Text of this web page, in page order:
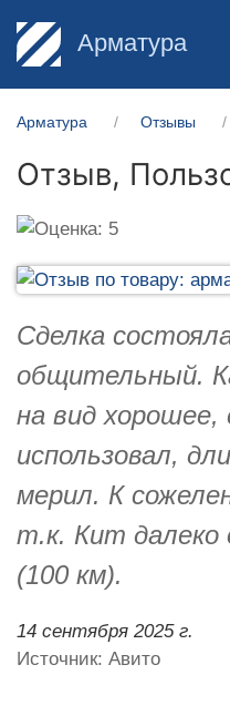
Арматура
Арматура Отзывы
Отзыв,
Сделка
общительный.
на вид хорошее,
использовал,
мерил. К
т.к. Кит далеко
(100 км).
14 сентября 2025 г.
Источник: Авито